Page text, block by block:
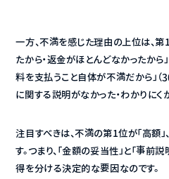
一方、不満を感じた理由の上位は、第
たから・返金がほとんどなかったから
料を支払うこと自体が不満だから」（
に関する説明がなかった・わかりにくか
注目すべきは、不満の第1位が「高額」
す。つまり、「金額の妥当性」と「事前
得を分ける決定的な要因なのです。